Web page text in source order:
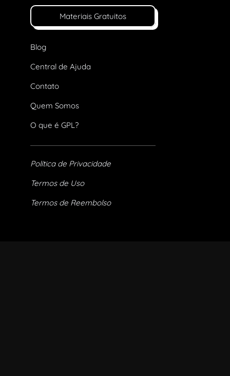
Materiais Gratuitos
Blog
Central de Ajuda
Contato
Quem Somos
O que é GPL?
Política de Privacidade
Termos de Uso
Termos de Reembolso